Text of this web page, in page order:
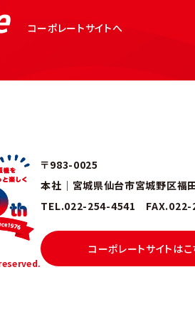
コーポレートサイトへ
〒983-0025
本社｜宮城県仙台市宮城野区福
TEL.022-254-4541 FAX.022-
コーポレートサイトはこ